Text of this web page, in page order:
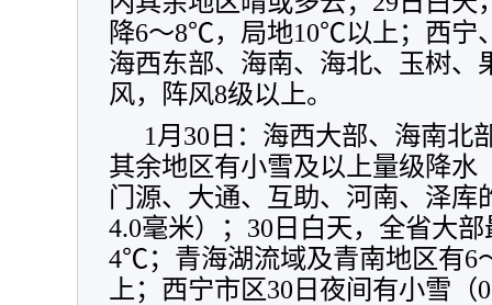
降6～8℃，局地10℃以上；西宁
海西东部、海南、海北、玉树、
风，阵风8级以上。
1月30日：海西大部、海南北
其余地区有小雪及以上量级降水
门源、大通、互助、河南、泽库
4.0毫米）；30日白天，全省大
4℃；青海湖流域及青南地区有6
上；西宁市区30日夜间有小雪（